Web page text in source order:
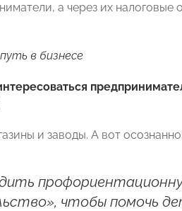
а через их налоговые
в бизнесе
и заводы. А вот
чтобы помочь